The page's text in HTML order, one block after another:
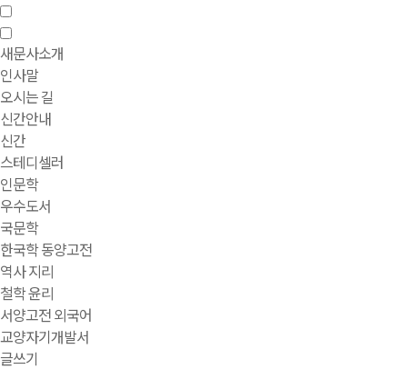
새문사소개
인사말
오시는 길
신간안내
신간
스테디셀러
인문학
우수도서
국문학
한국학 동양고전
역사 지리
철학 윤리
서양고전 외국어
교양자기개발서
글쓰기